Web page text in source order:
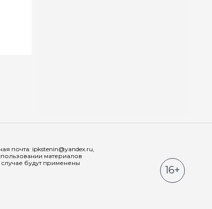
почта: ipkstenin@yandex.ru,
материалов
будут применены
16+